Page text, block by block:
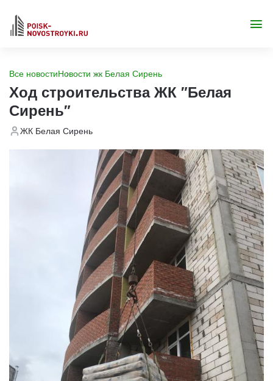
Все новостиНовости жк Белая Сирень
Ход строительства ЖК "Белая
Сирень"
ЖК Белая Сирень